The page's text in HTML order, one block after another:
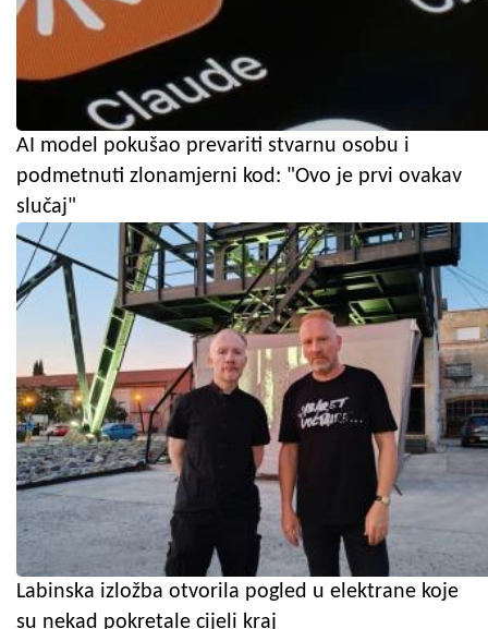
AI model pokušao prevariti stvarnu osobu i
podmetnuti zlonamjerni kod: "Ovo je prvi ovakav
slučaj"
Labinska izložba otvorila pogled u elektrane koje
su nekad pokretale cijeli kraj